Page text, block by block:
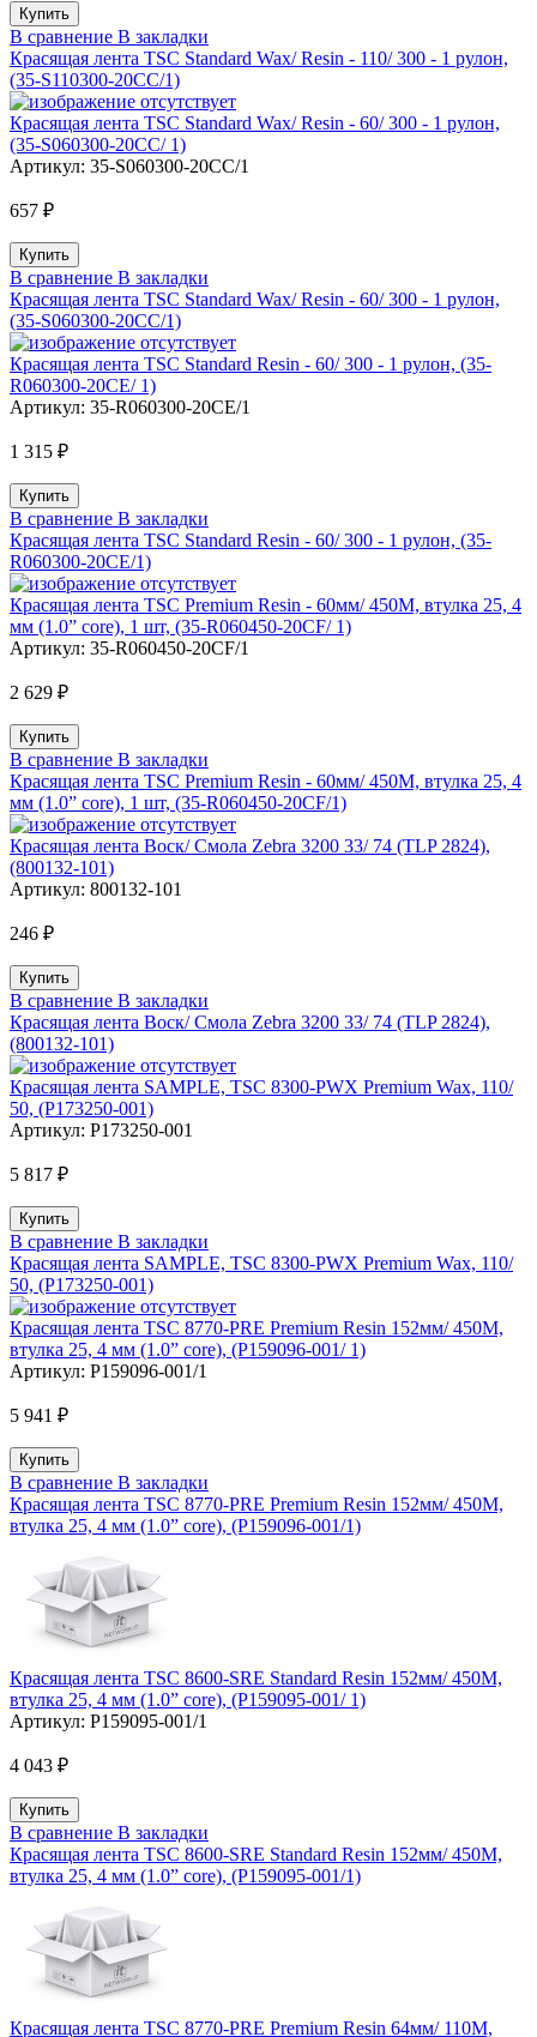
В сравнение В закладки
Красящая лента TSC Standard Wax/ Resin - 110/ 300 - 1 рулон,
(35-S110300-20CC/1)
Красящая лента TSC Standard Wax/ Resin - 60/ 300 - 1 рулон,
(35-S060300-20CC/ 1)
Артикул: 35-S060300-20CC/1
657 ₽
В сравнение В закладки
Красящая лента TSC Standard Wax/ Resin - 60/ 300 - 1 рулон,
(35-S060300-20CC/1)
Красящая лента TSC Standard Resin - 60/ 300 - 1 рулон, (35-
R060300-20CE/ 1)
Артикул: 35-R060300-20CE/1
1 315 ₽
В сравнение В закладки
Красящая лента TSC Standard Resin - 60/ 300 - 1 рулон, (35-
R060300-20CE/1)
Красящая лента TSC Premium Resin - 60мм/ 450М, втулка 25, 4
мм (1.0” core), 1 шт, (35-R060450-20CF/ 1)
Артикул: 35-R060450-20CF/1
2 629 ₽
В сравнение В закладки
Красящая лента TSC Premium Resin - 60мм/ 450М, втулка 25, 4
мм (1.0” core), 1 шт, (35-R060450-20CF/1)
Красящая лента Воск/ Смола Zebra 3200 33/ 74 (TLP 2824),
(800132-101)
Артикул: 800132-101
246 ₽
В сравнение В закладки
Красящая лента Воск/ Смола Zebra 3200 33/ 74 (TLP 2824),
(800132-101)
Красящая лента SAMPLE, TSC 8300-PWX Premium Wax, 110/
50, (P173250-001)
Артикул: P173250-001
5 817 ₽
В сравнение В закладки
Красящая лента SAMPLE, TSC 8300-PWX Premium Wax, 110/
50, (P173250-001)
Красящая лента TSC 8770-PRE Premium Resin 152мм/ 450М,
втулка 25, 4 мм (1.0” core), (P159096-001/ 1)
Артикул: P159096-001/1
5 941 ₽
В сравнение В закладки
Красящая лента TSC 8770-PRE Premium Resin 152мм/ 450М,
втулка 25, 4 мм (1.0” core), (P159096-001/1)
Красящая лента TSC 8600-SRE Standard Resin 152мм/ 450М,
втулка 25, 4 мм (1.0” core), (P159095-001/ 1)
Артикул: P159095-001/1
4 043 ₽
В сравнение В закладки
Красящая лента TSC 8600-SRE Standard Resin 152мм/ 450М,
втулка 25, 4 мм (1.0” core), (P159095-001/1)
Красящая лента TSC 8770-PRE Premium Resin 64мм/ 110М,